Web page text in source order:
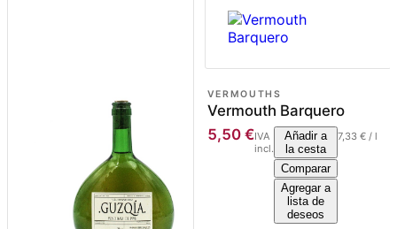
VERMOUTHS
Vermouth Barquero
5,50€IVA
incl.
7,33€/ l
Añadir a
la cesta
Comparar
Agregar a
lista de
deseos